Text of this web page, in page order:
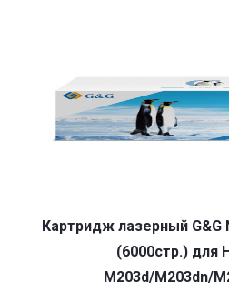
Картридж лазерный G&G
(6000стр.) для
M203d/M203dn/